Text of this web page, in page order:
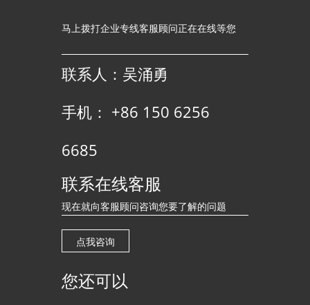
马上拨打企业专线客服顾问正在在线等您
联系人：吴涌勇
手机： +86 150 6256
6685
联系在线客服
现在就向客服顾问咨询您要了解的问题
点我咨询
您还可以